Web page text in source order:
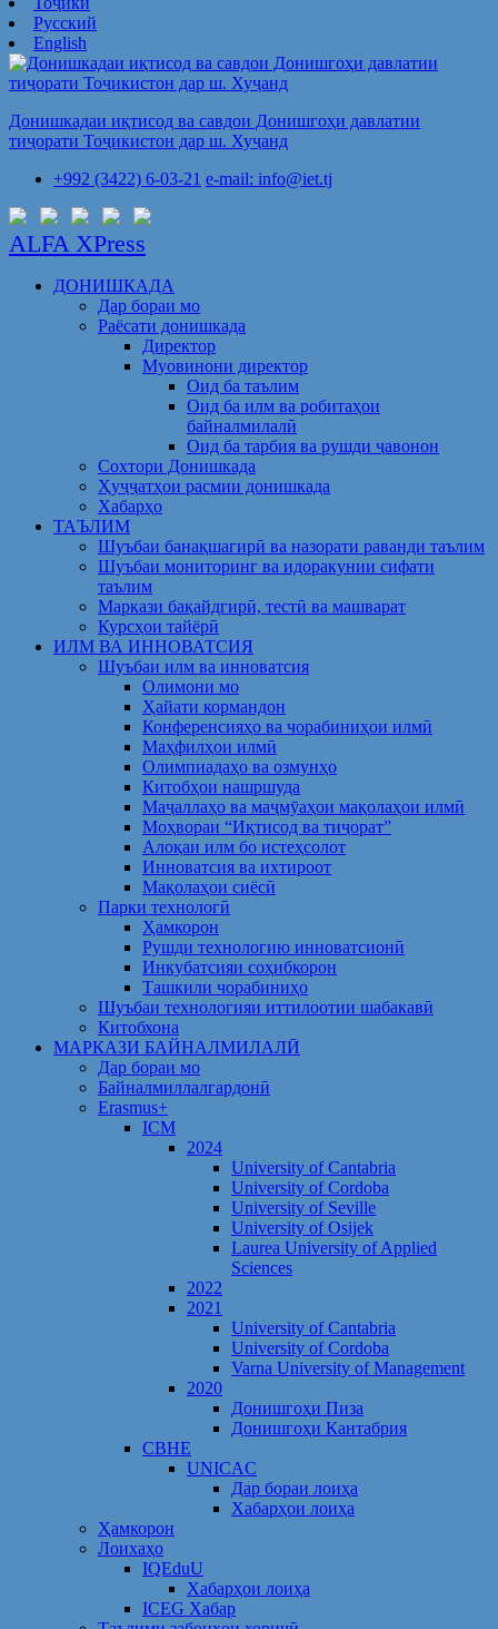
Русский
English
Донишкадаи иқтисод ва савдои Донишгоҳи давлатии
тиҷорати Тоҷикистон дар ш. Хуҷанд
+992 (3422) 6-03-21 e-mail: info@iet.tj
ALFA XPress
ДОНИШКАДА
Дар бораи мо
Раёсати донишкада
Директор
Муовинони директор
Оид ба таълим
Оид ба илм ва робитаҳои
байналмилалӣ
Оид ба тарбия ва рушди ҷавонон
Сохтори Донишкада
Ҳуҷҷатҳои расмии донишкада
Хабарҳо
ТАЪЛИМ
Шуъбаи банақшагирӣ ва назорати раванди таълим
Шуъбаи мониторинг ва идоракунии сифати
таълим
Маркази бақайдгирӣ, тестӣ ва машварат
Курсҳои тайёрӣ
ИЛМ ВА ИННОВАТСИЯ
Шуъбаи илм ва инноватсия
Олимони мо
Ҳайати кормандон
Конференсияҳо ва чорабиниҳои илмӣ
Маҳфилҳои илмӣ
Олимпиадаҳо ва озмунҳо
Китобҳои нашршуда
Маҷаллаҳо ва маҷмӯаҳои мақолаҳои илмӣ
Моҳвораи “Иқтисод ва тиҷорат”
Алоқаи илм бо истеҳсолот
Инноватсия ва ихтироот
Мақолаҳои сиёсӣ
Парки технологӣ
Ҳамкорон
Рушди технологию инноватсионӣ
Инкубатсияи соҳибкорон
Ташкили чорабиниҳо
Шуъбаи технологияи иттилоотии шабакавӣ
Китобхона
МАРКАЗИ БАЙНАЛМИЛАЛӢ
Дар бораи мо
Байналмиллалгардонӣ
Erasmus+
ICM
2024
University of Cantabria
University of Cordoba
University of Seville
University of Osijek
Laurea University of Applied
Sciences
2022
2021
University of Cantabria
University of Cordoba
Varna University of Management
2020
Донишгоҳи Пиза
Донишгоҳи Кантабрия
CBHE
UNICAC
Дар бораи лоиҳа
Хабарҳои лоиҳа
Ҳамкорон
Лоихаҳо
IQEduU
Хабарҳои лоиҳа
ICEG Хабар